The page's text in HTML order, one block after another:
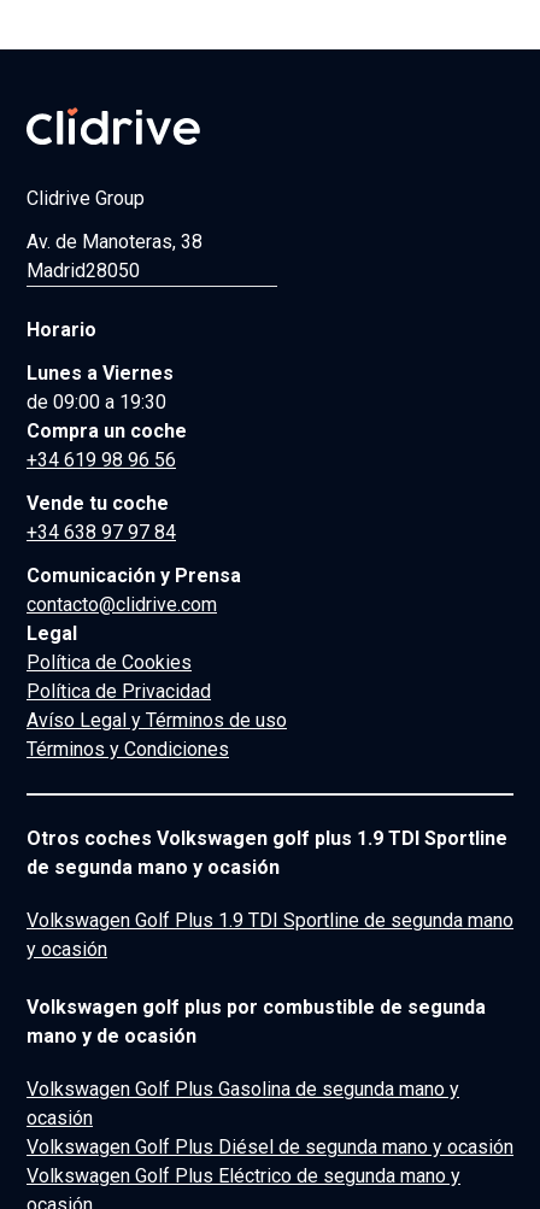
Clidrive Group
Av. de Manoteras, 38
Madrid28050
Horario
Lunes a Viernes
de 09:00 a 19:30
Compra un coche
+34 619 98 96 56
Vende tu coche
+34 638 97 97 84
Comunicación y Prensa
contacto@clidrive.com
Legal
Política de Cookies
Política de Privacidad
Avíso Legal y Términos de uso
Términos y Condiciones
Otros coches Volkswagen golf plus 1.9 TDI Sportline
de segunda mano y ocasión
Volkswagen Golf Plus 1.9 TDI Sportline de segunda mano
y ocasión
Volkswagen golf plus por combustible de segunda
mano y de ocasión
Volkswagen Golf Plus Gasolina de segunda mano y
ocasión
Volkswagen Golf Plus Diésel de segunda mano y ocasión
Volkswagen Golf Plus Eléctrico de segunda mano y